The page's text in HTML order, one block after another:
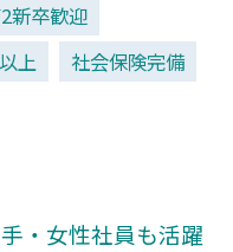
新卒歓迎
上
社会保険完備
・女性社員も活躍